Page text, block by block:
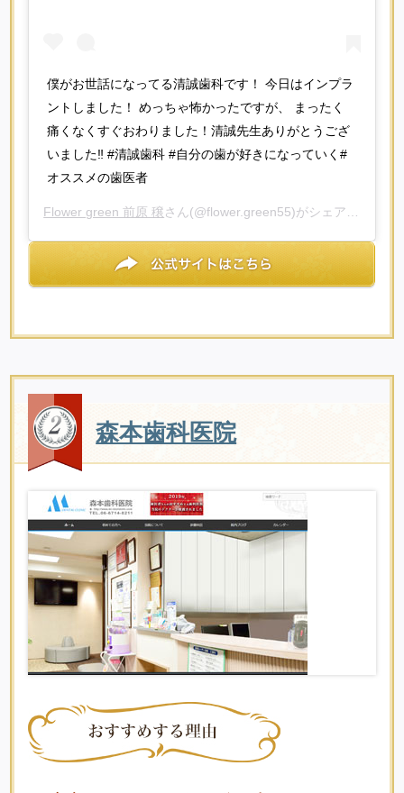
僕がお世話になってる清誠歯科です！ 今日はインプラ
ントしました！ めっちゃ怖かったですが、 まったく
痛くなくすぐおわりました！清誠先生ありがとうござ
いました‼️ #清誠歯科 #自分の歯が好きになっていく#
オススメの歯医者
Flower green 前原 穣さん(@flower.green55)がシェアした投稿 -
森本歯科医院